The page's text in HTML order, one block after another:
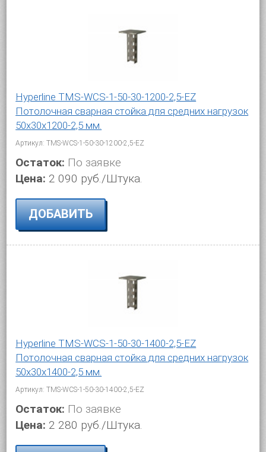
Hyperline TMS-WCS-1-50-30-1200-2,5-EZ
Потолочная сварная стойка для средних нагрузок
50х30х1200-2,5 мм.
Артикул: TMS-WCS-1-50-30-1200-2,5-EZ
Остаток: По заявке
Цена: 2 090 руб./Штука.
ДОБАВИТЬ
Hyperline TMS-WCS-1-50-30-1400-2,5-EZ
Потолочная сварная стойка для средних нагрузок
50х30х1400-2,5 мм.
Артикул: TMS-WCS-1-50-30-1400-2,5-EZ
Остаток: По заявке
Цена: 2 280 руб./Штука.